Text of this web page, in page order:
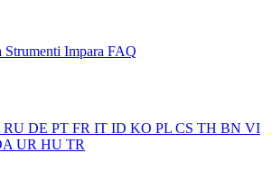
Strumenti Impara FAQ
RU DE PT FR IT ID KO PL CS TH BN VI
UR HU TR